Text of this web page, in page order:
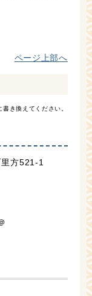
ページ上部へ
き換えてください。
方521-1